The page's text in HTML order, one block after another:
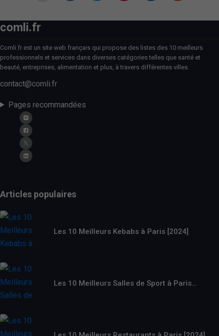
comli.fr
Comli.fr est un site web français qui propose des listes des 10 meilleurs
professionnels et services dans diverses catégories telles que santé et
beauté, entreprises, alimentation et plus, à travers différentes villes.
contact@comli.fr
Pages recommandées
Articles populaires
Les 10 Meilleurs Kebabs à Paris [2024]
Les 10 Meilleurs Salles de Sport à Paris…